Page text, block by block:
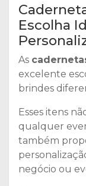
Escolha
As
excelente
brindes
Esses itens
qualquer
também
negócio ou